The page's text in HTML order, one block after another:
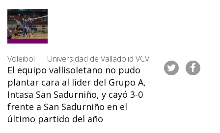
Voleibol | Universidad de Valladolid VCV
El equipo vallisoletano no pudo
plantar cara al líder del Grupo A,
Intasa San Sadurniño, y cayó 3-0
frente a San Sadurniño en el
último partido del año